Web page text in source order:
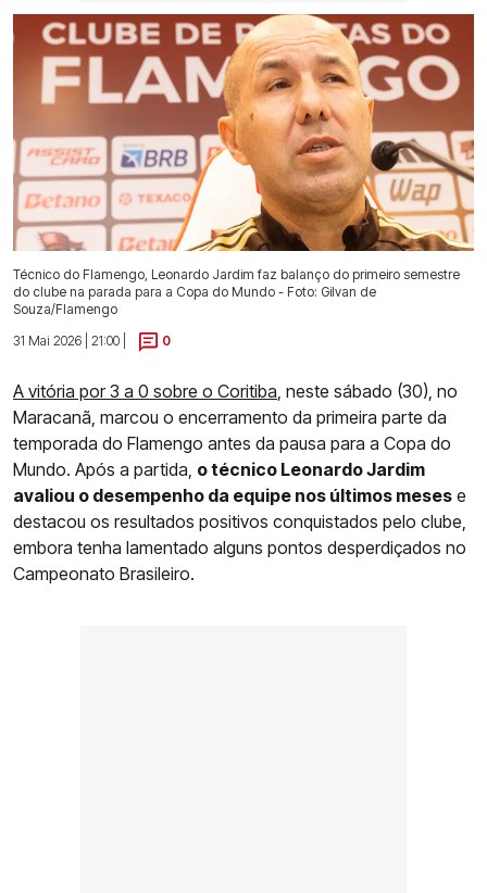
Técnico do Flamengo, Leonardo Jardim faz balanço do primeiro semestre
do clube na parada para a Copa do Mundo - Foto: Gilvan de
Souza/Flamengo
31 Mai 2026 | 21:00 |
0
A vitória por 3 a 0 sobre o Coritiba , neste sábado (30), no
Maracanã, marcou o encerramento da primeira parte da
temporada do Flamengo antes da pausa para a Copa do
Mundo. Após a partida, o técnico Leonardo Jardim
avaliou o desempenho da equipe nos últimos meses e
destacou os resultados positivos conquistados pelo clube,
embora tenha lamentado alguns pontos desperdiçados no
Campeonato Brasileiro.